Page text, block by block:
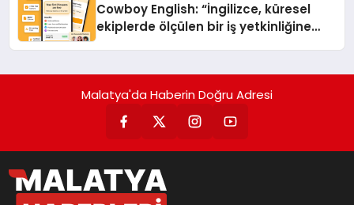
Cowboy English: “İngilizce, küresel
ekiplerde ölçülen bir iş yetkinliğine
Malatya'da Haberin Doğru Adresi